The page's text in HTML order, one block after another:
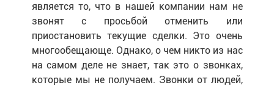
является то, что в нашей компании нам не
звонят с просьбой отменить или
приостановить текущие сделки. Это очень
многообещающе. Однако, о чем никто из нас
на самом деле не знает, так это о звонках,
которые мы не получаем. Звонки от людей,